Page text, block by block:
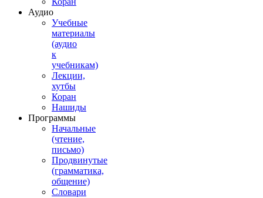
Аудио
Учебные
материалы
(аудио
к
учебникам)
Лекции,
хутбы
Коран
Нашиды
Программы
Начальные
(чтение,
письмо)
Продвинутые
(грамматика,
общение)
Словари